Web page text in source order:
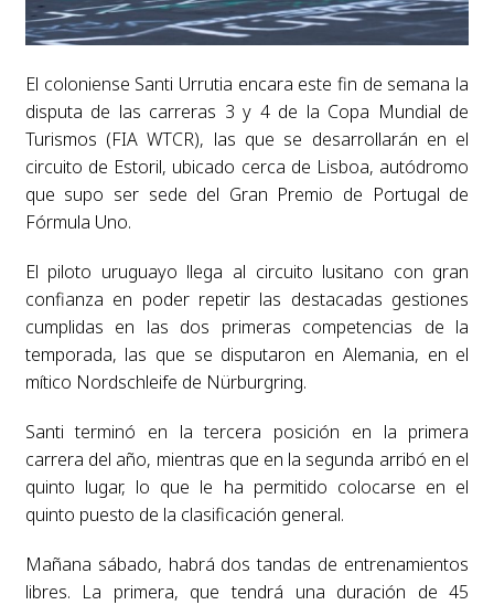
El coloniense Santi Urrutia encara este fin de semana la
disputa de las carreras 3 y 4 de la Copa Mundial de
Turismos (FIA WTCR), las que se desarrollarán en el
circuito de Estoril, ubicado cerca de Lisboa, autódromo
que supo ser sede del Gran Premio de Portugal de
Fórmula Uno.
El piloto uruguayo llega al circuito lusitano con gran
confianza en poder repetir las destacadas gestiones
cumplidas en las dos primeras competencias de la
temporada, las que se disputaron en Alemania, en el
mítico Nordschleife de Nürburgring.
Santi terminó en la tercera posición en la primera
carrera del año, mientras que en la segunda arribó en el
quinto lugar, lo que le ha permitido colocarse en el
quinto puesto de la clasificación general.
Mañana sábado, habrá dos tandas de entrenamientos
libres. La primera, que tendrá una duración de 45